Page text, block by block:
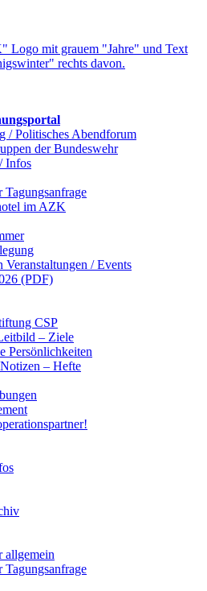
/ Politisches Abendforum
der Bundeswehr
Infos
im AZK
/ Events
(PDF)
CSP
– Ziele
Persönlichkeiten
– Hefte
allgemein